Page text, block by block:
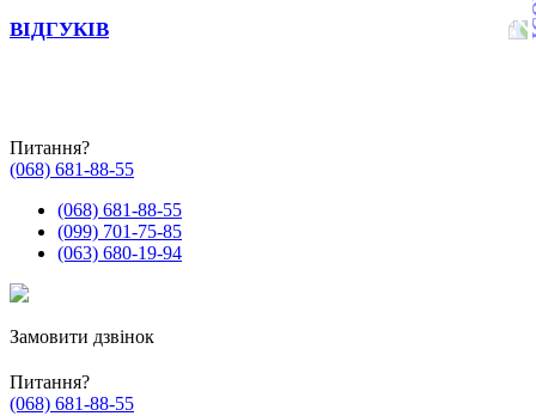
ВІДГУКІВ
Питання?
(068) 681-88-55
(068) 681-88-55
(099) 701-75-85
(063) 680-19-94
Замовити дзвінок
Питання?
(068) 681-88-55